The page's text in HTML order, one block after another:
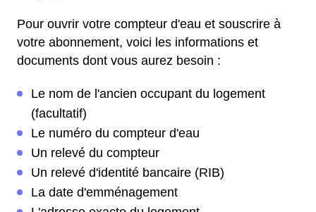
Pour ouvrir votre compteur d'eau et souscrire à
votre abonnement, voici les informations et
documents dont vous aurez besoin :
Le nom de l'ancien occupant du logement
(facultatif)
Le numéro du compteur d'eau
Un relevé du compteur
Un relevé d'identité bancaire (RIB)
La date d'emménagement